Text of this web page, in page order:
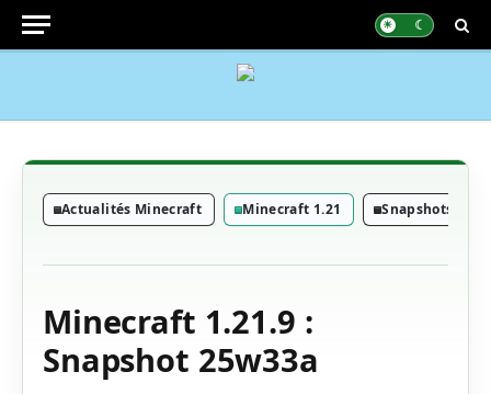
Actualités Minecraft Minecraft 1.21 Snapshots
Minecraft 1.21.9 :
Snapshot 25w33a